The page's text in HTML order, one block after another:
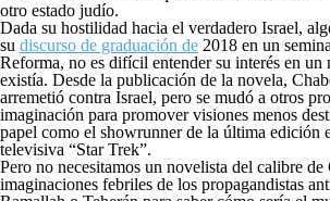
otro estado judío.
Dada su hostilidad hacia el verdadero Israel,
su discurso de graduación de 2018 en un
Reforma, no es difícil entender su interés en un
existía. Desde la publicación de la novela,
arremetió contra Israel, pero se mudó a otros
imaginación para promover visiones menos
papel como el showrunner de la última edición
televisiva “Star Trek”.
Pero no necesitamos un novelista del calibre de
imaginaciones febriles de los propagandistas